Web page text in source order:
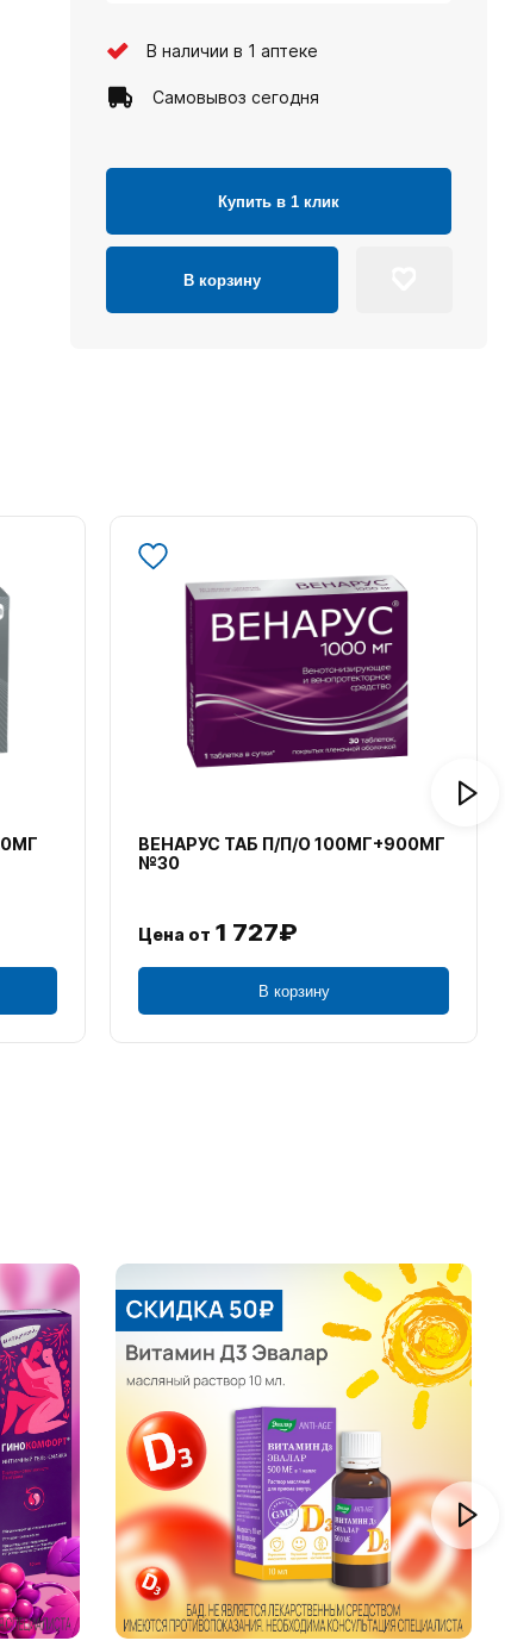
В наличии в 1 аптеке
Самовывоз сегодня
Купить в 1 клик
В корзину
ФЕСТАЛ ТАБ К/Р П/О №40
Цена от514₽
В корзину